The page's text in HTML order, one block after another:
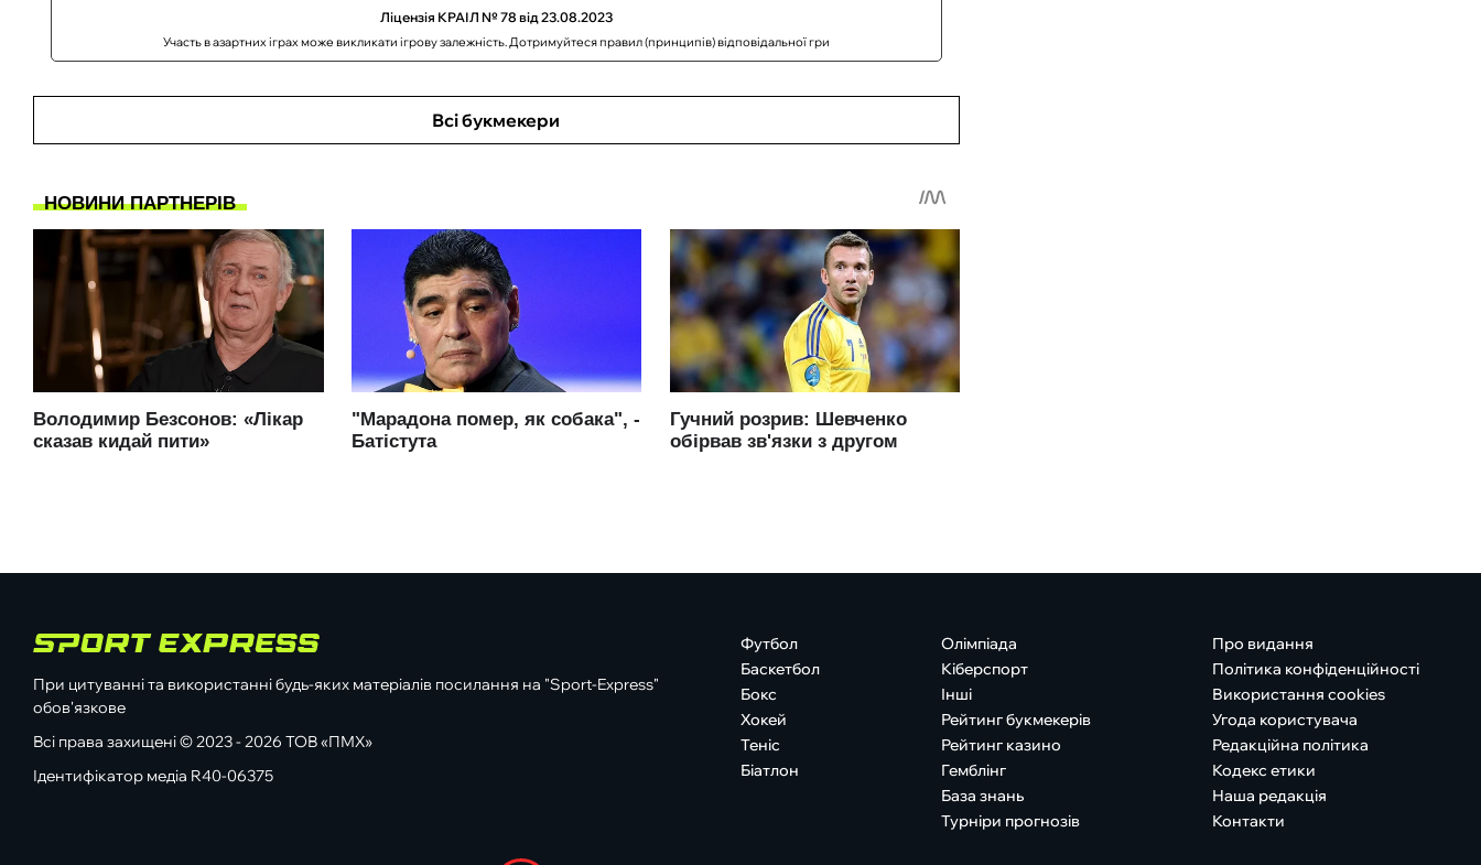
Ліцензія КРАІЛ № 78 від 23.08.2023
Участь в азартних іграх може викликати ігрову залежність. Дотримуйтеся правил (принципів) відповідальної гри
Всі букмекери
При цитуванні та використанні будь-яких матеріалів посилання на "Sport-Express"
обов'язкове
Всі права захищені © 2023 - 2026 ТОВ «ПМХ»
Ідентифікатор медіа R40-06375
Футбол
Баскетбол
Бокс
Хокей
Теніс
Біатлон
Олімпіада
Кіберспорт
Інші
Рейтинг букмекерів
Рейтинг казино
Гемблінг
База знань
Турніри прогнозів
Про видання
Політика конфіденційності
Використання cookies
Угода користувача
Редакційна політика
Кодекс етики
Наша редакція
Контакти